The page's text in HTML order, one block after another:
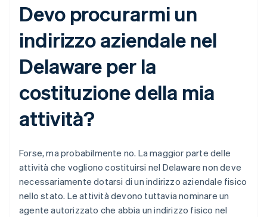
Devo procurarmi un
indirizzo aziendale nel
Delaware per la
costituzione della mia
attività?
Forse, ma probabilmente no. La maggior parte delle
attività che vogliono costituirsi nel Delaware non deve
necessariamente dotarsi di un indirizzo aziendale fisico
nello stato. Le attività devono tuttavia nominare un
agente autorizzato che abbia un indirizzo fisico nel